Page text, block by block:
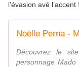
l’évasion avé l’accent !
Noëlle Perna -
Découvrez le
personnage Mado